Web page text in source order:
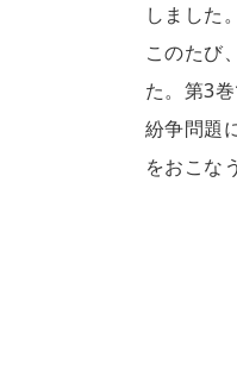
しました。
このたび
た。第3
紛争問題
をおこな